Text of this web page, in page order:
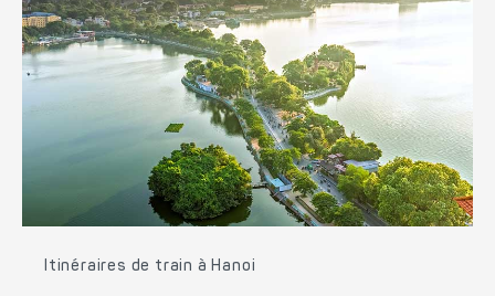
Itinéraires de train à Hanoi